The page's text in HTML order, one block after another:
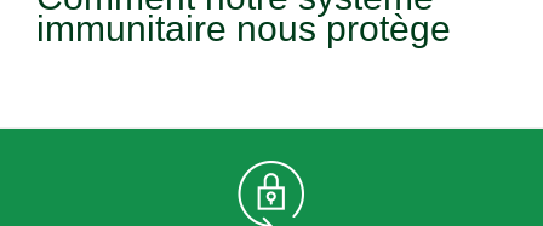
immunitaire nous protège